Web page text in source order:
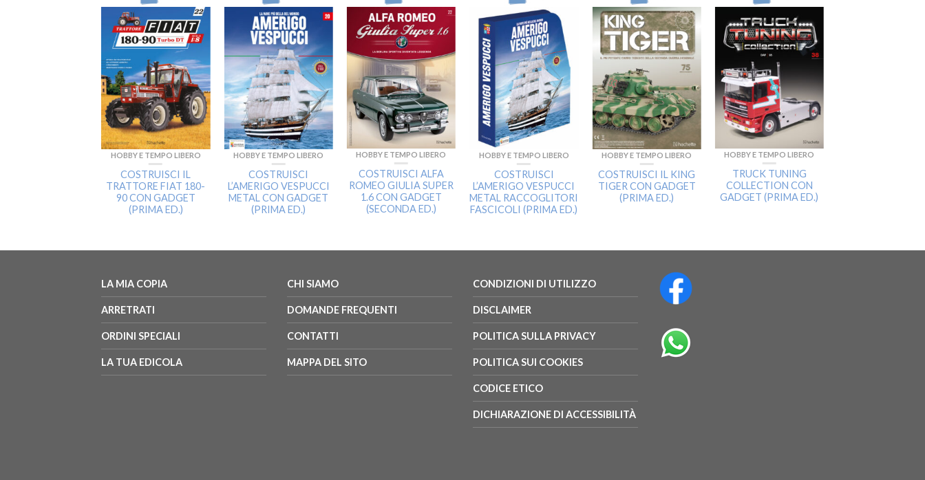
HOBBY E TEMPO LIBERO
COSTRUISCI IL
TRATTORE FIAT 180-
90 CON GADGET
(PRIMA ED.)
HOBBY E TEMPO LIBERO
COSTRUISCI
L’AMERIGO VESPUCCI
METAL CON GADGET
(PRIMA ED.)
HOBBY E TEMPO LIBERO
COSTRUISCI ALFA
ROMEO GIULIA SUPER
1.6 CON GADGET
(SECONDA ED.)
HOBBY E TEMPO LIBERO
COSTRUISCI
L’AMERIGO VESPUCCI
METAL RACCOGLITORI
FASCICOLI (PRIMA ED.)
HOBBY E TEMPO LIBERO
COSTRUISCI IL KING
TIGER CON GADGET
(PRIMA ED.)
HOBBY E TEMPO LIBERO
TRUCK TUNING
COLLECTION CON
GADGET (PRIMA ED.)
LA MIA COPIA
ARRETRATI
ORDINI SPECIALI
LA TUA EDICOLA
CHI SIAMO
DOMANDE FREQUENTI
CONTATTI
MAPPA DEL SITO
CONDIZIONI DI UTILIZZO
DISCLAIMER
POLITICA SULLA PRIVACY
POLITICA SUI COOKIES
CODICE ETICO
DICHIARAZIONE DI ACCESSIBILITÀ